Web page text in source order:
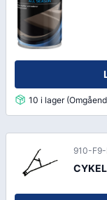
10 i lager
910-F9-